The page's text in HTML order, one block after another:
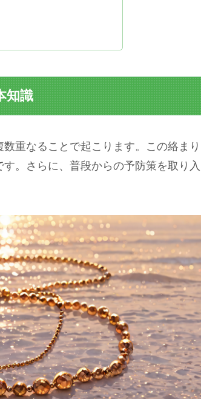
知識
重なることで起こります。この絡まり
。さらに、普段からの予防策を取り入